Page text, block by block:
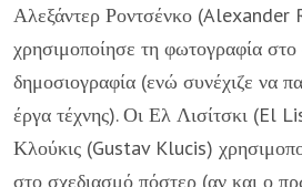
Αλεξάντερ Ροντσένκο (Alexander
χρησιμοποίησε τη φωτογραφία
δημοσιογραφία (ενώ συνέχιζε να
έργα τέχνης). Οι Ελ Λισίτσκι (El
Κλούκις (Gustav Klucis)
στο σχεδιασμό πόστερ (αν και ο